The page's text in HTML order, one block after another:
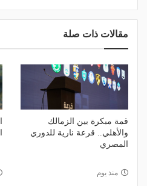
مقالات ذات صلة
قمة مبكرة بين الزمالك
والأهلي.. قرعة نارية للدوري
المصري
منذ يوم